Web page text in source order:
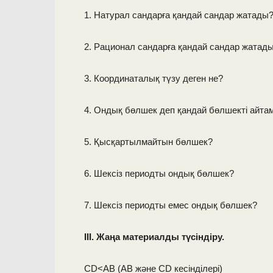
1. Натурал сандарға қандай сандар жатады?
2. Рационал сандарға қандай сандар
3. Координаталық түзу деген не?
4. Ондық бөлшек деп қандай бөлшекті
5. Қысқартылмайтын бөлшек?
6. Шексіз периодты ондық бөлшек?
7. Шексіз периодты емес ондық бөлшек?
III. Жаңа материалды түсіндіру.
СD<AB (АВ және СD кесінділері)